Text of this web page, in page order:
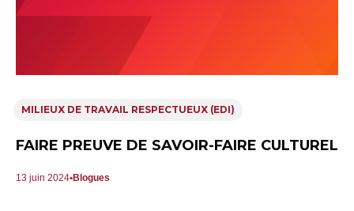
MILIEUX DE TRAVAIL RESPECTUEUX (EDI)
FAIRE PREUVE DE SAVOIR-FAIRE CULTUREL
13 juin 2024 Blogues